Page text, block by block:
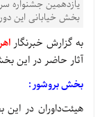
یازدهمین جشنواره
بخش خیابانی این
به گزارش خبرنگار
آثار حاضر در این
بخش بروشور:
هیئت‌داوران در